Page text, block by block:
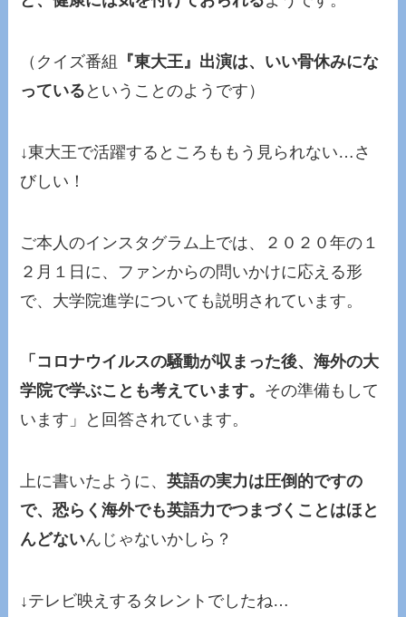
（クイズ番組
『東大王』出演は、いい骨休みにな
っている ということのようです）
↓東大王で活躍するところももう見られない…さ
びしい！
ご本人のインスタグラム上では、２０２０年の１
２月１日に、ファンからの問いかけに応える形
で、大学院進学についても説明されています。
「コロナウイルスの騒動が収まった後、海外の大
学院で学ぶことも考えています。 その準備もして
います」と回答されています。
上に書いたように、英語の実力は圧倒的ですの
で、恐らく海外でも英語力でつまづくことはほと
んどないんじゃないかしら？
↓テレビ映えするタレントでしたね…